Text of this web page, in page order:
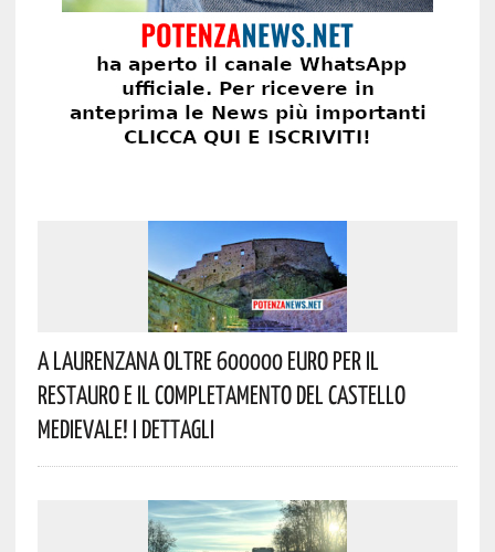
A Laurenzana Oltre 600000 Euro Per Il
Restauro E Il Completamento Del Castello
Medievale! I Dettagli